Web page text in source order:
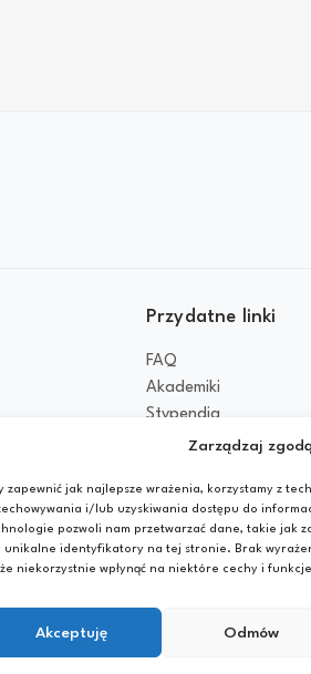
Zarządzaj
zapewnić jak najlepsze wrażenia, korzystamy z
i/lub uzyskiwania dostępu do
pozwoli nam przetwarzać dane, takie jak
unikalne identyfikatory na tej stronie. Brak
niekorzystnie wpłynąć na niektóre cechy i
Akceptuję Odmów
Przydatne linki
FAQ
Akademiki
Stypendia
Dokumenty